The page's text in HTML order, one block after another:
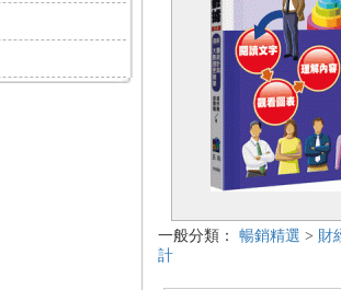
一般分類： 暢銷精選 > 財
計